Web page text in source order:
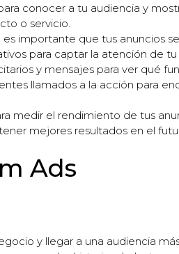
conocer a tu audiencia y
o servicio.
importante que tus anuncios
para captar la atención de tu
y mensajes para ver qué
llamados a la acción para
medir el rendimiento de tus
mejores resultados en el
Ads
y llegar a una audiencia